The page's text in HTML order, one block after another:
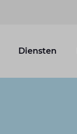
Diensten